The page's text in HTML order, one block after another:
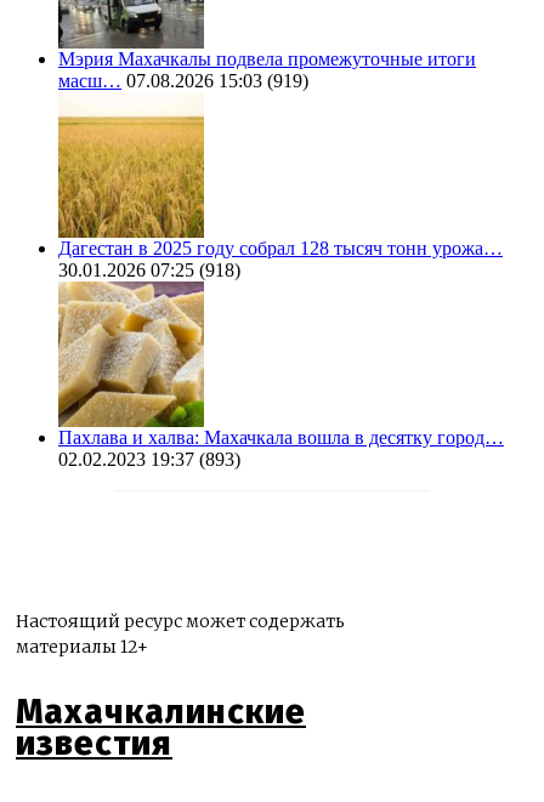
Мэрия Махачкалы подвела промежуточные итоги
масш… 07.08.2026 15:03 (919)
Дагестан в 2025 году собрал 128 тысяч тонн урожа…
30.01.2026 07:25 (918)
Пахлава и халва: Махачкала вошла в десятку город…
02.02.2023 19:37 (893)
Настоящий ресурс может содержать
материалы 12+
Махачкалинские
известия